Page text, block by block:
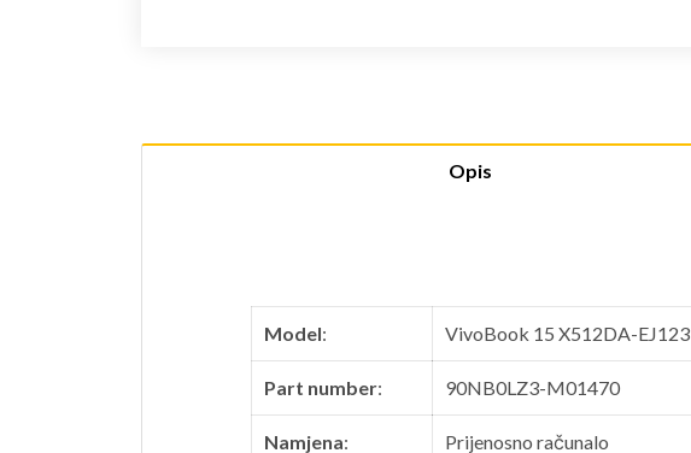
Opis
Model: VivoBook 15 X512DA-EJ123
Part number: 90NB0LZ3-M01470
Namjena: Prijenosno računalo